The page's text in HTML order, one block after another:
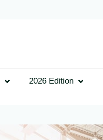
2026 Edition